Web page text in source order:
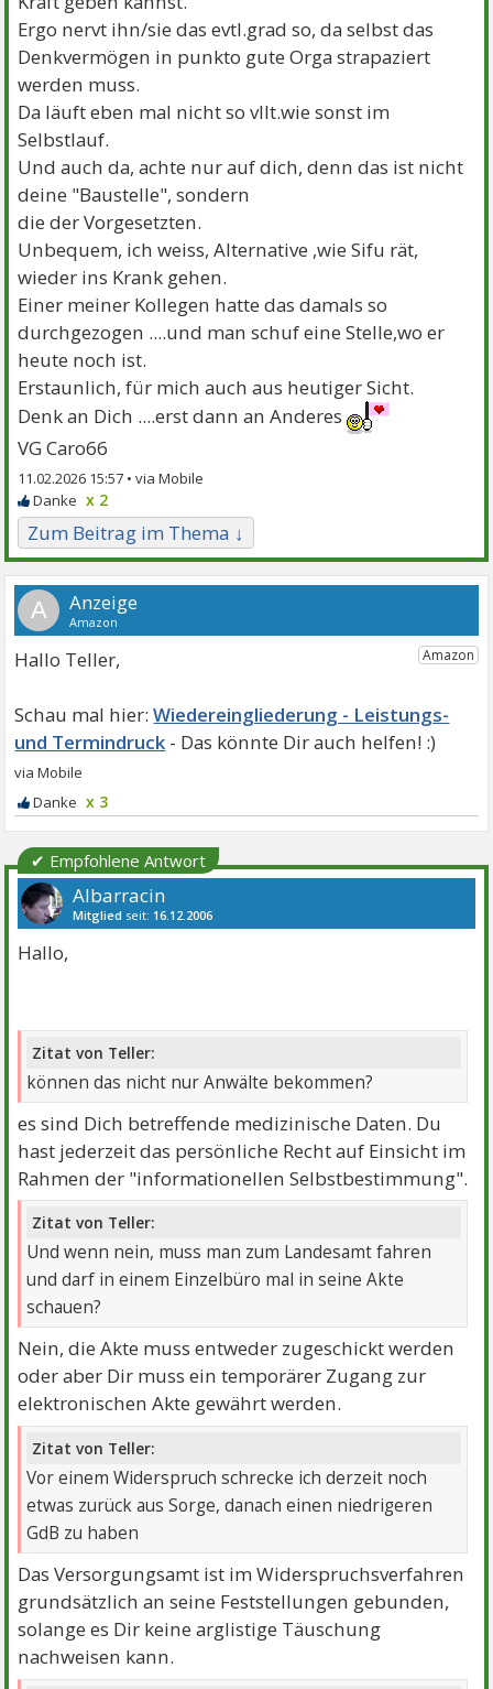
Ergo nervt ihn/sie das evtl.grad so, da selbst das
Denkvermögen in punkto gute Orga strapaziert
werden muss.
Da läuft eben mal nicht so vllt.wie sonst im
Selbstlauf.
Und auch da, achte nur auf dich, denn das ist nicht
deine "Baustelle", sondern
die der Vorgesetzten.
Unbequem, ich weiss, Alternative ,wie Sifu rät,
wieder ins Krank gehen.
Einer meiner Kollegen hatte das damals so
durchgezogen ....und man schuf eine Stelle,wo er
heute noch ist.
Erstaunlich, für mich auch aus heutiger Sicht.
Denk an Dich ....erst dann an Anderes
VG Caro66
11.02.2026 15:57 •
x 2
Zum Beitrag im Thema ↓
A
Hallo Teller,
Wiedereingliederung - Leistungs-
und Termindruck
x 3
✔ Empfohlene Antwort
Albarracin
Mitglied seit: 16.12.2006
Hallo,
Zitat von Teller:
können das nicht nur Anwälte bekommen?
es sind Dich betreffende medizinische Daten. Du
hast jederzeit das persönliche Recht auf Einsicht im
Rahmen der "informationellen Selbstbestimmung".
Zitat von Teller:
Und wenn nein, muss man zum Landesamt fahren
und darf in einem Einzelbüro mal in seine Akte
schauen?
Nein, die Akte muss entweder zugeschickt werden
oder aber Dir muss ein temporärer Zugang zur
elektronischen Akte gewährt werden.
Zitat von Teller:
Vor einem Widerspruch schrecke ich derzeit noch
etwas zurück aus Sorge, danach einen niedrigeren
GdB zu haben
Das Versorgungsamt ist im Widerspruchsverfahren
grundsätzlich an seine Feststellungen gebunden,
solange es Dir keine arglistige Täuschung
nachweisen kann.